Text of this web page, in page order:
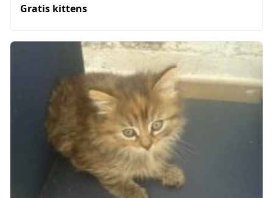
Gratis kittens